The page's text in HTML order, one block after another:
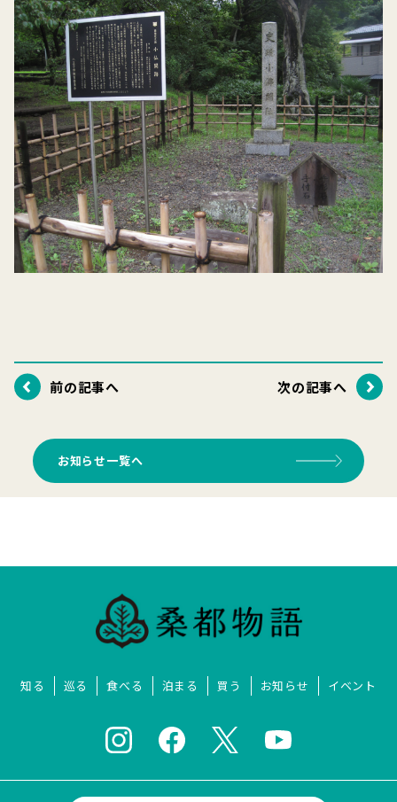
前の記事へ 次の記事へ
お知らせ一覧へ
知る 巡る 食べる 泊まる 買う お知らせ イベント